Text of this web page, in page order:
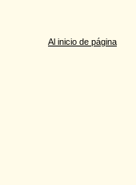
Al inicio de página